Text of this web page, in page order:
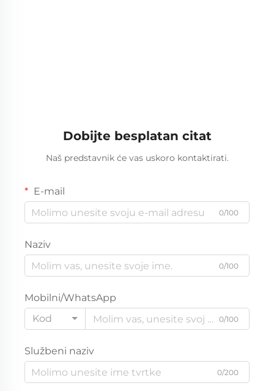
Dobijte besplatan citat
Naš predstavnik će vas uskoro kontaktirati.
E-mail
0/100
Naziv
0/100
Mobilni/WhatsApp
Kod
0/100
Službeni naziv
0/200